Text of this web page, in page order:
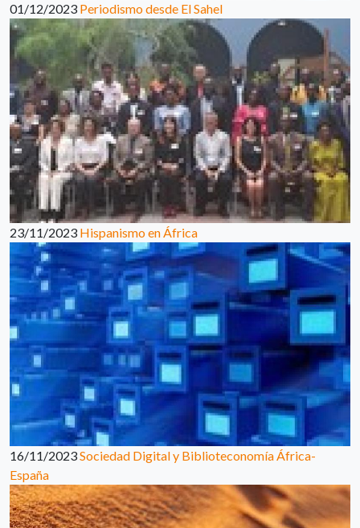
01/12/2023 Periodismo desde El Sahel
23/11/2023 Hispanismo en África
16/11/2023Sociedad Digital y Biblioteconomía África-
España